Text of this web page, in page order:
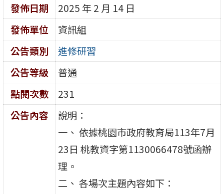
發佈日期
2025 年 2 月 14 日
發佈單位
資訊組
公告類別
進修研習
公告等級
普通
點閱次數
231
公告內容
說明：
一、 依據桃園市政府教育局113年7月
23日 桃教資字第1130066478號函辦
理。
二、 各場次主題內容如下：